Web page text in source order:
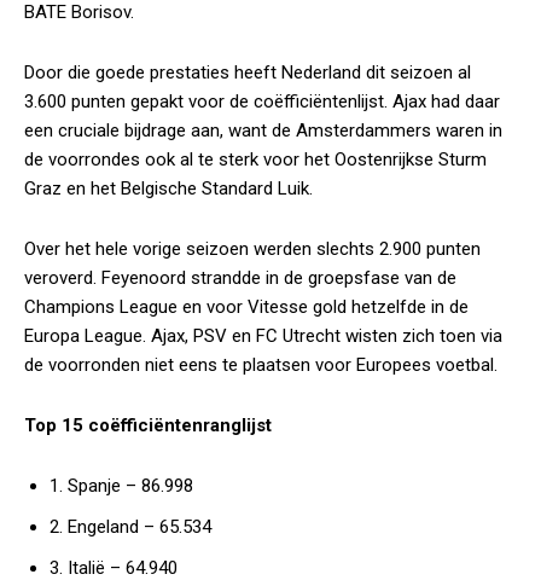
BATE Borisov.
Door die goede prestaties heeft Nederland dit seizoen al
3.600 punten gepakt voor de coëfficiëntenlijst. Ajax had daar
een cruciale bijdrage aan, want de Amsterdammers waren in
de voorrondes ook al te sterk voor het Oostenrijkse Sturm
Graz en het Belgische Standard Luik.
Over het hele vorige seizoen werden slechts 2.900 punten
veroverd. Feyenoord strandde in de groepsfase van de
Champions League en voor Vitesse gold hetzelfde in de
Europa League. Ajax, PSV en FC Utrecht wisten zich toen via
de voorronden niet eens te plaatsen voor Europees voetbal.
Top 15 coëfficiëntenranglijst
1. Spanje – 86.998
2. Engeland – 65.534
3. Italië – 64.940